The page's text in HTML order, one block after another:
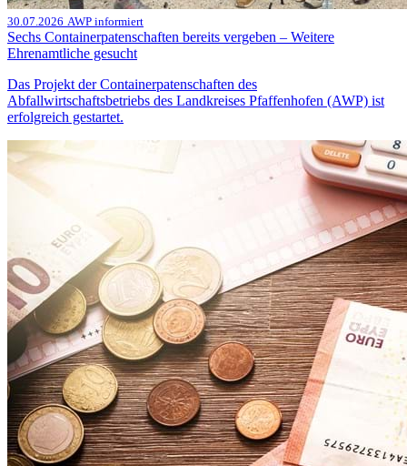
30.07.2026 AWP informiert
Sechs Containerpatenschaften bereits vergeben – Weitere
Ehrenamtliche gesucht
Das Projekt der Containerpatenschaften des
Abfallwirtschaftsbetriebs des Landkreises Pfaffenhofen (AWP) ist
erfolgreich gestartet.